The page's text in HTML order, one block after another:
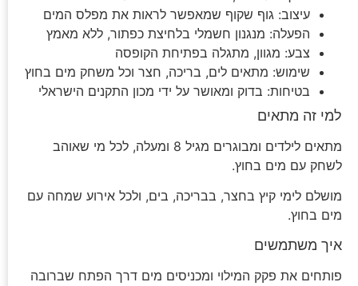
עיצוב: גוף שקוף שמאפשר לראות את מפלס המים
הפעלה: מנגנון חשמלי בלחיצת כפתור, ללא מאמץ
צבע: מגוון, מתגלה בפתיחת הקופסה
שימוש: מתאים לים, בריכה, חצר וכל משחק מים בחוץ
בטיחות: בדוק ומאושר על ידי מכון התקנים הישראלי
למי זה מתאים
מתאים לילדים ומבוגרים מגיל 8 ומעלה, לכל מי שאוהב
לשחק עם מים בחוץ.
מושלם לימי קיץ בחצר, בבריכה, בים, ולכל אירוע שמחה עם
מים בחוץ.
איך משתמשים
פותחים את פקק המילוי ומכניסים מים דרך הפתח שברובה